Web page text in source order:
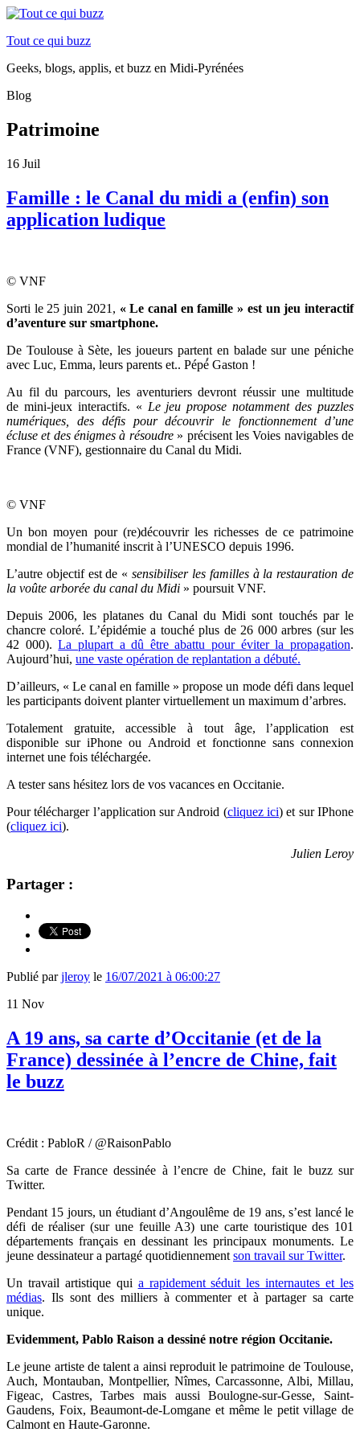
Tout ce qui buzz
Geeks, blogs, applis, et buzz en Midi-Pyrénées
Blog
Patrimoine
16 Juil
Famille : le Canal du midi a (enfin) son
application ludique
© VNF
Sorti le 25 juin 2021, « Le canal en famille » est un jeu interactif
d’aventure sur smartphone.
De Toulouse à Sète, les joueurs partent en balade sur une péniche
avec Luc, Emma, leurs parents et.. Pépé́ Gaston !
Au fil du parcours, les aventuriers devront réussir une multitude
de mini-jeux interactifs. « Le jeu propose notamment des puzzles
numériques, des défis pour découvrir le fonctionnement d’une
écluse et des énigmes à résoudre» précisent les Voies navigables de
France (VNF), gestionnaire du Canal du Midi.
© VNF
Un bon moyen pour (re)découvrir les richesses de ce patrimoine
mondial de l’humanité inscrit à l’UNESCO depuis 1996.
L’autre objectif est de «sensibiliser les familles à la restauration de
la voûte arborée du canal du Midi » poursuit VNF.
Depuis 2006, les platanes du Canal du Midi sont touchés par le
chancre coloré. L’épidémie a touché plus de 26 000 arbres (sur les
42 000).La plupart a dû être abattu pour éviter la propagation.
Aujourd’hui, une vaste opération de replantation a débuté.
D’ailleurs, « Le canal en famille » propose un mode défi dans lequel
les participants doivent planter virtuellement un maximum d’arbres.
Totalement gratuite, accessible à tout âge, l’application est
disponible sur iPhone ou Android et fonctionne sans connexion
internet une fois téléchargée.
A tester sans hésitez lors de vos vacances en Occitanie.
Pour télécharger l’application sur Android (cliquez ici) et sur IPhone
(cliquez ici).
Julien Leroy
Partager :
Publié parjleroy le 16/07/2021 à 06:00:27
11 Nov
A 19 ans, sa carte d’Occitanie (et de la
France) dessinée à l’encre de Chine, fait
le buzz
Crédit : PabloR / @RaisonPablo
Sa carte de France dessinée à l’encre de Chine, fait le buzz sur
Twitter.
Pendant 15 jours, un étudiant d’Angoulême de 19 ans, s’est lancé le
défi de réaliser (sur une feuille A3) une carte touristique des 101
départements français en dessinant les principaux monuments. Le
jeune dessinateur a partagé quotidiennement son travail sur Twitter.
Un travail artistique qui a rapidement séduit les internautes et les
médias. Ils sont des milliers à commenter et à partager sa carte
unique.
Evidemment, Pablo Raison a dessiné notre région Occitanie.
Le jeune artiste de talent a ainsi reproduit le patrimoine de Toulouse,
Auch, Montauban, Montpellier, Nîmes, Carcassonne, Albi, Millau,
Figeac, Castres, Tarbes mais aussi Boulogne-sur-Gesse, Saint-
Gaudens, Foix, Beaumont-de-Lomgane et même le petit village de
Calmont en Haute-Garonne.